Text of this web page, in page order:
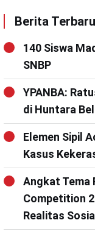
Berita Terbaru
140 Siswa
SNBP
YPANBA:
di Huntara
Elemen Sipil
Kasus
Angkat Tema
Competition
Realitas Sosial